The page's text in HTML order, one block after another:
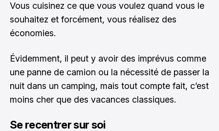
Vous cuisinez ce que vous voulez quand vous le
souhaitez et forcément, vous réalisez des
économies.
Évidemment, il peut y avoir des imprévus comme
une panne de camion ou la nécessité de passer la
nuit dans un camping, mais tout compte fait, c’est
moins cher que des vacances classiques.
Se recentrer sur soi